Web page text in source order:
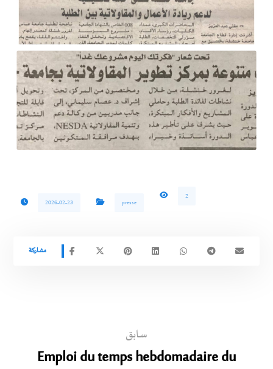
2026-02-23 presse
2
سابق
Emploi du temps hebdomadaire du